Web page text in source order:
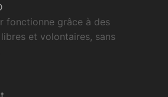
fonctionne grâce à des
et volontaires, sans